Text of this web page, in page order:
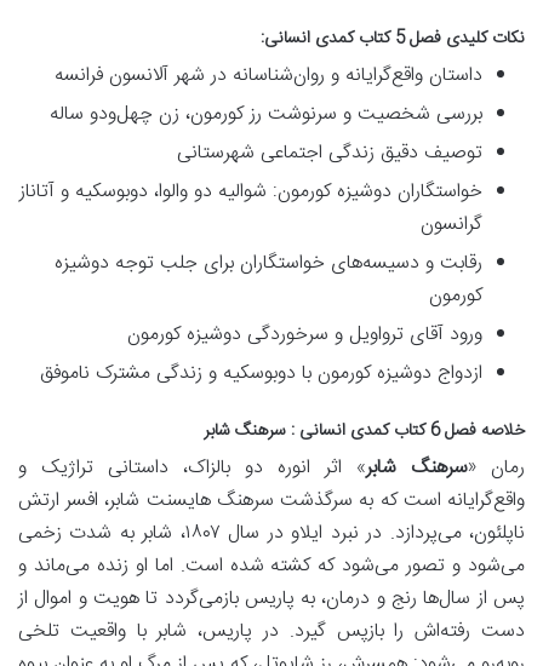
نکات کلیدی فصل 5 کتاب کمدی انسانی:
داستان واقع‌گرایانه و روان‌شناسانه در شهر آلانسون فرانسه
بررسی شخصیت و سرنوشت رز کورمون، زن چهل‌ودو ساله
توصیف دقیق زندگی اجتماعی شهرستانی
خواستگاران دوشیزه کورمون: شوالیه دو والوا، دوبوسکیه و آتاناز
گرانسون
رقابت و دسیسه‌های خواستگاران برای جلب توجه دوشیزه
کورمون
ورود آقای ترواویل و سرخوردگی دوشیزه کورمون
ازدواج دوشیزه کورمون با دوبوسکیه و زندگی مشترک ناموفق
خلاصه فصل 6 کتاب کمدی انسانی : سرهنگ شابر
رمان «سرهنگ شابر» اثر انوره دو بالزاک، داستانی تراژیک و
واقع‌گرایانه است که به سرگذشت سرهنگ هایسنت شابر، افسر ارتش
ناپلئون، می‌پردازد. در نبرد ایلاو در سال ۱۸۰۷، شابر به شدت زخمی
می‌شود و تصور می‌شود که کشته شده است. اما او زنده می‌ماند و
پس از سال‌ها رنج و درمان، به پاریس بازمی‌گردد تا هویت و اموال از
دست رفته‌اش را بازپس گیرد. در پاریس، شابر با واقعیت تلخی